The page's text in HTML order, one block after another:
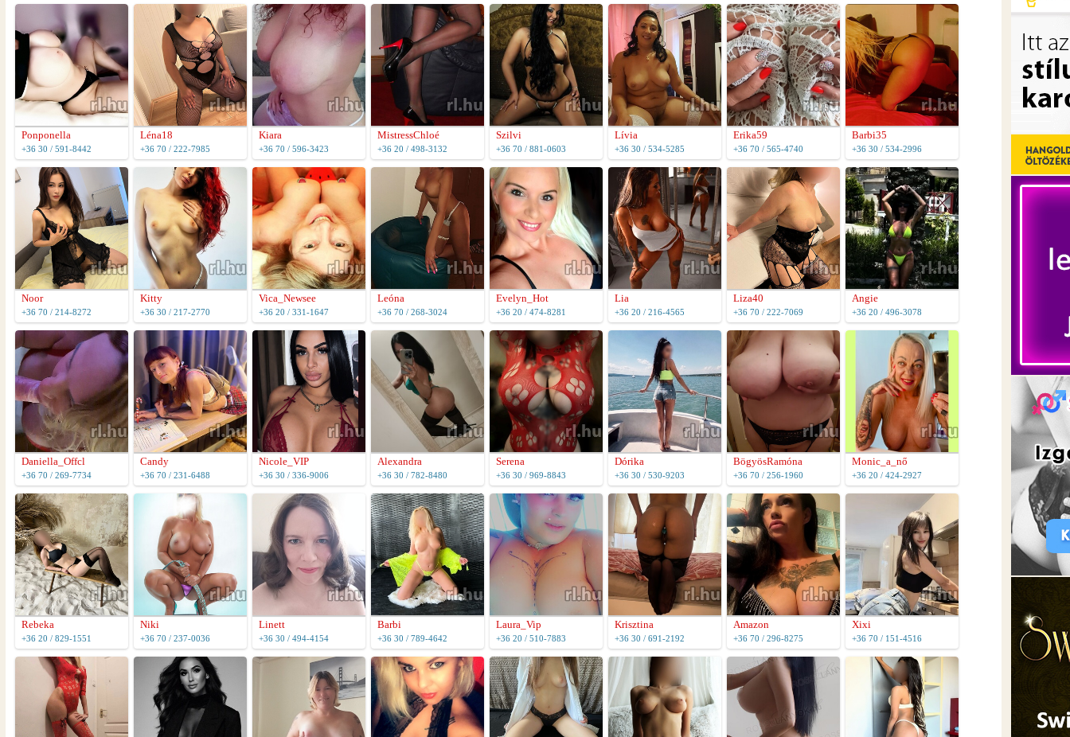
Ponponella
+36 30 / 591-8442
Léna18
+36 70 / 222-7985
Kiara
+36 70 / 596-3423
MistressChloé
+36 20 / 498-3132
Szilvi
+36 70 / 881-0603
Lívia
+36 30 / 534-5285
Erika59
+36 70 / 565-4740
Barbi35
+36 30 / 534-2996
Noor
+36 70 / 214-8272
Kitty
+36 30 / 217-2770
Vica_Newsee
+36 20 / 331-1647
Leóna
+36 70 / 268-3024
Evelyn_Hot
+36 20 / 474-8281
Lia
+36 20 / 216-4565
Liza40
+36 70 / 222-7069
Angie
+36 20 / 496-3078
Daniella_Offcl
+36 70 / 269-7734
Candy
+36 70 / 231-6488
Nicole_VIP
+36 30 / 336-9006
Alexandra
+36 30 / 782-8480
Serena
+36 30 / 969-8843
Dórika
+36 30 / 530-9203
BögyösRamóna
+36 70 / 256-1960
Monic_a_nő
+36 20 / 424-2927
Rebeka
+36 20 / 829-1551
Niki
+36 70 / 237-0036
Linett
+36 30 / 494-4154
Barbi
+36 30 / 789-4642
Laura_Vip
+36 20 / 510-7883
Krisztina
+36 30 / 691-2192
Amazon
+36 70 / 296-8275
Xixi
+36 70 / 151-4516